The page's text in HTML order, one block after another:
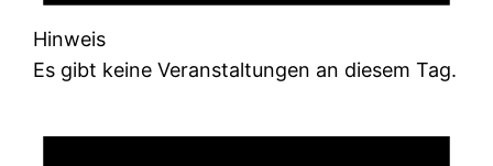
Hinweis
Es gibt keine Veranstaltungen an diesem Tag.